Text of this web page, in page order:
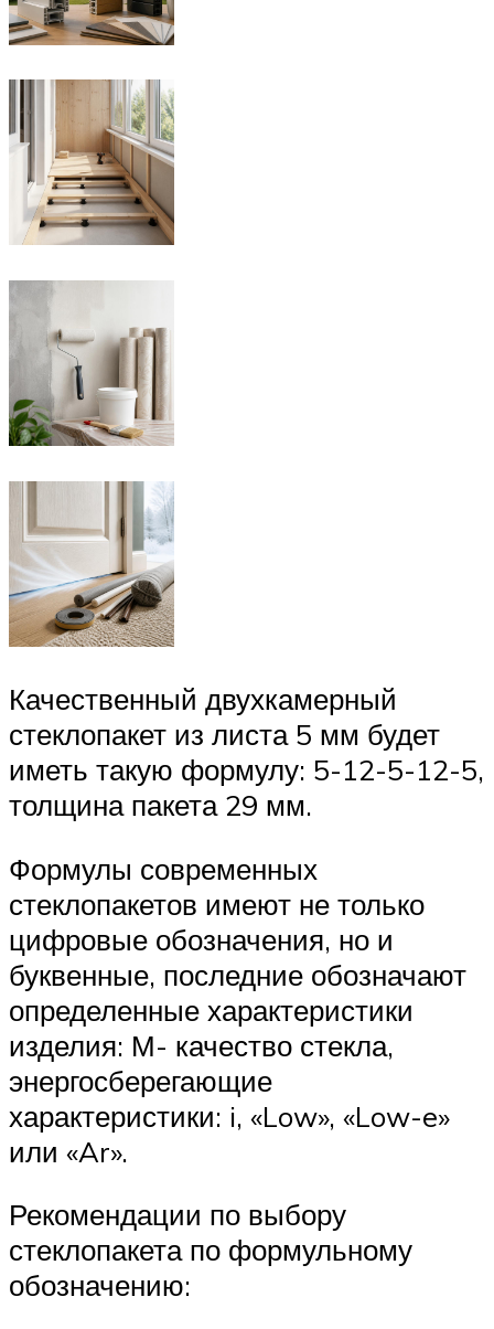
Качественный двухкамерный
стеклопакет из листа 5 мм будет
иметь такую формулу: 5-12-5-12-5,
толщина пакета 29 мм.
Формулы современных
стеклопакетов имеют не только
цифровые обозначения, но и
буквенные, последние обозначают
определенные характеристики
изделия: М- качество стекла,
энергосберегающие
характеристики: i, «Low», «Low-e»
или «Ar».
Рекомендации по выбору
стеклопакета по формульному
обозначению: